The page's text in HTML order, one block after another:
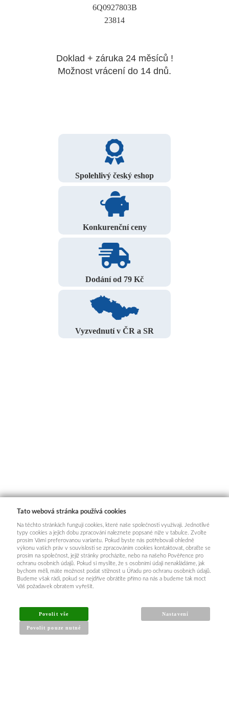
6Q0927803B
23814
Doklad + záruka 24 měsíců !
Možnost vrácení do 14 dnů.
Spolehlivý český eshop
Konkurenční ceny
Dodání od 79 Kč
Vyzvednutí v ČR a SR
Tato webová stránka používá cookies
Na těchto stránkách fungují cookies, které naše společnosti využívají. Jednotlivé
typy cookies a jejich dobu zpracování naleznete popsané níže v tabulce. Zvolte
prosím Vámi preferovanou variantu. Pokud byste nás potřebovali ohledně
výkonu vašich práv v souvislosti se zpracováním cookies kontaktovat, obraťte se
prosím na společnost, jejíž stránky procházíte, nebo na našeho Pověřence pro
ochranu osobních údajů. Pokud si myslíte, že s osobními údaji nenakládáme, jak
bychom měli, máte možnost podat stížnost u Úřadu pro ochranu osobních údajů.
Budeme však rádi, pokud se nejdříve obrátíte přímo na nás a budeme tak moct
Váš požadavek obratem vyřešit.
Povolit vše
Povolit pouze nutné
Nastavení